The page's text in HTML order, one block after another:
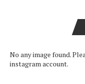
No any image found.
instagram account.